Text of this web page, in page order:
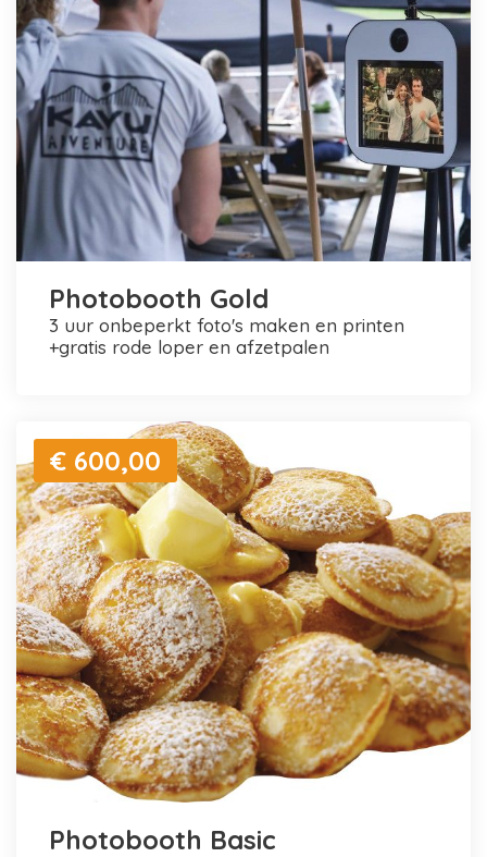
Photobooth Gold
3 uur onbeperkt foto's maken en printen
+gratis rode loper en afzetpalen
€ 600,00
Photobooth Basic